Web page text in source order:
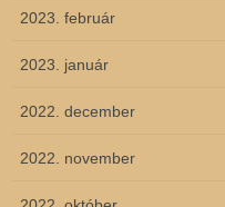
2023. február
2023. január
2022. december
2022. november